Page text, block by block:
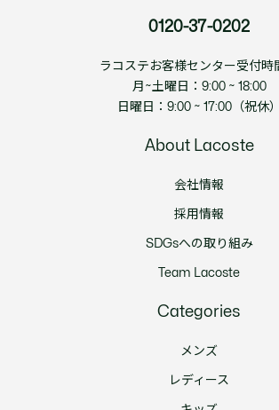
0120-37-0202
ラコステお客様センター受付時
月~土曜日：9:00 ~ 18:00
日曜日：9:00 ~ 17:00（祝休）
About Lacoste
会社情報
採用情報
SDGsへの取り組み
Team Lacoste
Categories
メンズ
レディース